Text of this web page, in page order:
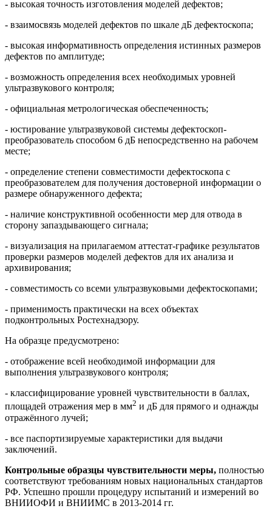
- высокая точность изготовления моделей дефектов;
- взаимосвязь моделей дефектов по шкале дБ дефектоскопа;
- высокая информативность определения истинных размеров
дефектов по амплитуде;
- возможность определения всех необходимых уровней
ультразвукового контроля;
- официальная метрологическая обеспеченность;
- юстирование ультразвуковой системы дефектоскоп-
преобразователь способом 6 дБ непосредственно на рабочем
месте;
- определение степени совместимости дефектоскопа с
преобразователем для получения достоверной информации о
размере обнаруженного дефекта;
- наличие конструктивной особенности мер для отвода в
сторону запаздывающего сигнала;
- визуализация на прилагаемом аттестат-графике результатов
проверки размеров моделей дефектов для их анализа и
архивирования;
- совместимость со всеми ультразвуковыми дефектоскопами;
- применимость практически на всех объектах
подконтрольных Ростехнадзору.
На образце предусмотрено:
- отображение всей необходимой информации для
выполнения ультразвукового контроля;
- классифицирование уровней чувствительности в баллах,
площадей отражения мер в мм2 и дБ для прямого и однажды
отражённого лучей;
- все паспортизируемые характеристики для выдачи
заключений.
Контрольные образцы чувствительности меры, полностью
соответствуют требованиям новых национальных стандартов
РФ. Успешно прошли процедуру испытаний и измерений во
ВНИИОФИ и ВНИИМС в 2013-2014 гг.